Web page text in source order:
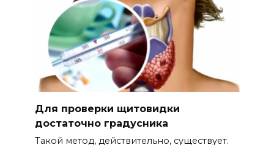
Для проверки щитовидки
достаточно градусника
Такой метод, действительно, существует.